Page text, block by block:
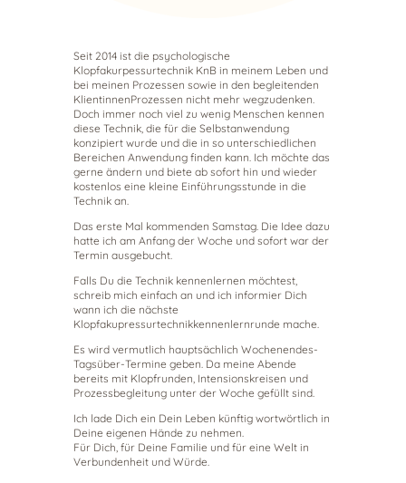
Seit 2014 ist die psychologische
Klopfakurpessurtechnik KnB in meinem Leben und
bei meinen Prozessen sowie in den begleitenden
KlientinnenProzessen nicht mehr wegzudenken.
Doch immer noch viel zu wenig Menschen kennen
diese Technik, die für die Selbstanwendung
konzipiert wurde und die in so unterschiedlichen
Bereichen Anwendung finden kann. Ich möchte das
gerne ändern und biete ab sofort hin und wieder
kostenlos eine kleine Einführungsstunde in die
Technik an.
Das erste Mal kommenden Samstag. Die Idee dazu
hatte ich am Anfang der Woche und sofort war der
Termin ausgebucht.
Falls Du die Technik kennenlernen möchtest,
schreib mich einfach an und ich informier Dich
wann ich die nächste
Klopfakupressurtechnikkennenlernrunde mache.
Es wird vermutlich hauptsächlich Wochenendes-
Tagsüber-Termine geben. Da meine Abende
bereits mit Klopfrunden, Intensionskreisen und
Prozessbegleitung unter der Woche gefüllt sind.
Ich lade Dich ein Dein Leben künftig wortwörtlich in
Deine eigenen Hände zu nehmen.
Für Dich, für Deine Familie und für eine Welt in
Verbundenheit und Würde.